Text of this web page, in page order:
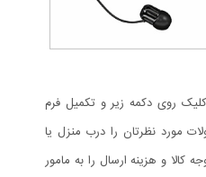
روی دکمه زیر و تکمیل فرم
مورد نظرتان را درب منزل یا
و هزینه ارسال را به مامور